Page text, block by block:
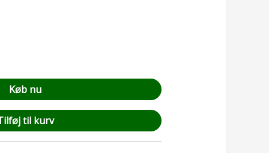
Køb nu
til kurv